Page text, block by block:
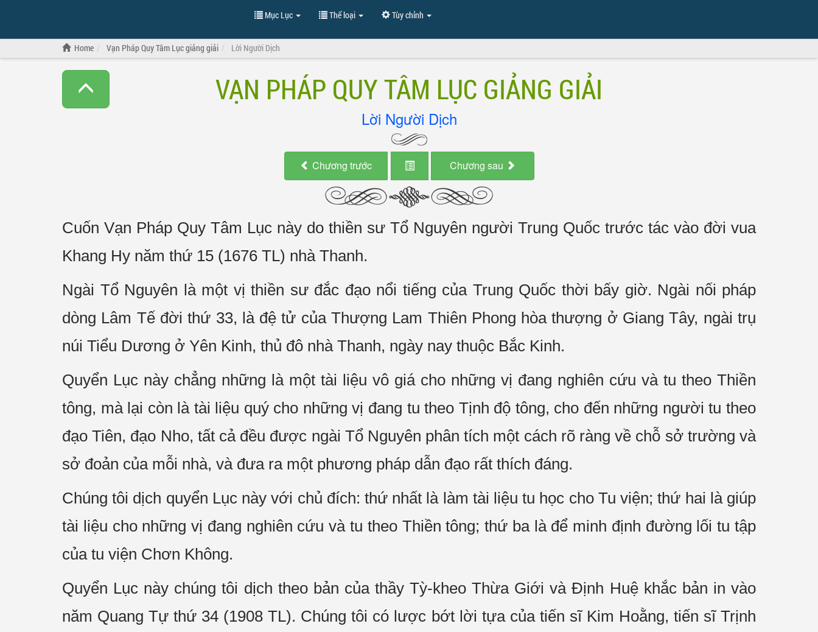
Mục Lục Thể loại Tùy chỉnh
Home Vạn Pháp Quy Tâm Lục giảng giải Lời Người Dịch
VẠN PHÁP QUY TÂM LỤC GIẢNG GIẢI
Lời Người Dịch
Chương trước Chương sau
Cuốn Vạn Pháp Quy Tâm Lục này do thiền sư Tổ Nguyên người Trung Quốc trước tác vào đời vua
Khang Hy năm thứ 15 (1676 TL) nhà Thanh.
Ngài Tổ Nguyên là một vị thiền sư đắc đạo nổi tiếng của Trung Quốc thời bấy giờ. Ngài nối pháp
dòng Lâm Tế đời thứ 33, là đệ tử của Thượng Lam Thiên Phong hòa thượng ở Giang Tây, ngài trụ
núi Tiểu Dương ở Yên Kinh, thủ đô nhà Thanh, ngày nay thuộc Bắc Kinh.
Quyển Lục này chẳng những là một tài liệu vô giá cho những vị đang nghiên cứu và tu theo Thiền
tông, mà lại còn là tài liệu quý cho những vị đang tu theo Tịnh độ tông, cho đến những người tu theo
đạo Tiên, đạo Nho, tất cả đều được ngài Tổ Nguyên phân tích một cách rõ ràng về chỗ sở trường và
sở đoản của mỗi nhà, và đưa ra một phương pháp dẫn đạo rất thích đáng.
Chúng tôi dịch quyển Lục này với chủ đích: thứ nhất là làm tài liệu tu học cho Tu viện; thứ hai là giúp
tài liệu cho những vị đang nghiên cứu và tu theo Thiền tông; thứ ba là để minh định đường lối tu tập
của tu viện Chơn Không.
Quyển Lục này chúng tôi dịch theo bản của thầy Tỳ-kheo Thừa Giới và Định Huệ khắc bản in vào
năm Quang Tự thứ 34 (1908 TL). Chúng tôi có lược bớt lời tựa của tiến sĩ Kim Hoằng, tiến sĩ Trịnh